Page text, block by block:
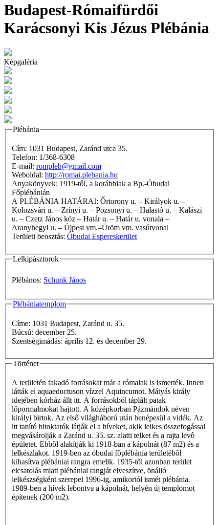
Budapest-Rómaifürdői
Karácsonyi Kis Jézus Plébánia
Képgaléria
Plébánia
Cím: 1031 Budapest, Zaránd utca 35.
Telefon: 1/368-6308
E-mail: rompleb@gmail.com
Weboldal: http://romai.plebania.hu
Anyakönyvek: 1919-től, a korábbiak a Bp.-Óbudai
Főplébánián
A PLÉBÁNIA HATÁRAI: Őrtorony u. – Királyok u. –
Kolozsvári u. – Zrínyi u. – Pozsonyi u. – Halastó u. – Kalászi
u. – Czetz János köz – Határ u. – Határ u. vonala –
Aranyhegyi u. – Újpest vm.–Üröm vm. vasútvonal
Területi beosztás: Óbudai Espereskerület
Lelkipásztorok
Plébános: Schunk János
Plébániatemplom
Címe: 1031 Budapest, Zaránd u. 35.
Búcsú: december 25.
Szentségimádás: április 12. és december 29.
Történet
A területén fakadó forrásokat már a rómaiak is ismerték. Innen
látták el aquaeductuson vízzel Aquincumot. Mátyás király
idejében kórház állt itt. A forrásokból táplált patak
lôpormalmokat hajtott. A középkorban Pázmándok néven
királyi birtok. Az elsô világháború után benépesül a vidék. Az
itt tanító hitoktatók látják el a híveket, akik lelkes összefogással
megvásárolják a Zaránd u. 35. sz. alatti telket és a rajta levô
épületet. Ebbôl alakítják ki 1918-ban a kápolnát (87 m2) és a
lelkészlakot. 1919-ben az óbudai fôplébánia területébôl
kihasítva plébániai rangra emelik. 1935-tôl azonban terület
elcsatolás miatt plébániai rangját elveszítve, önálló
lelkészségként szerepel 1996-ig, amikortól ismét plébánia.
1989-ben a hívek lebontva a kápolnát, helyén új templomot
építenek (200 m2).